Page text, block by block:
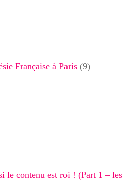
Française à Paris (9)
le contenu est roi ! (Part 1 – les